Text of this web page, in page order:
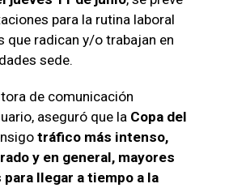
para la rutina laboral
que radican y/o trabajan en
sede.
de comunicación
aseguró que la Copa del
tráfico más intenso,
y en general, mayores
llegar a tiempo a la